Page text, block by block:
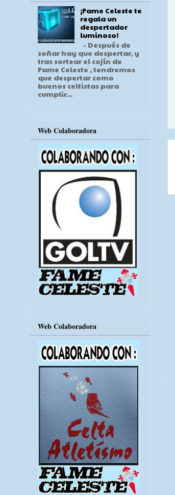
¡Fame Celeste te
regala un
despertador
luminoso!
- Después de
soñar hay que despertar, y
tras sortear el cojín de
Fame Celeste , tendremos
que despertar como
buenos celtistas para
cumplir...
Web Colaboradora
Web Colaboradora